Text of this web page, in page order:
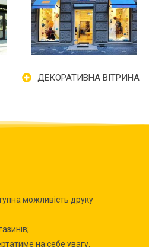
ДЕКОРАТИВНА ВІТРИНА
можливість друку
на себе увагу.